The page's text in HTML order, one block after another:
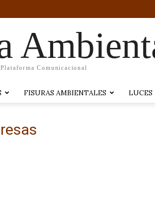
Plataforma Comunicacional
FISURAS AMBIENTALES LUCES